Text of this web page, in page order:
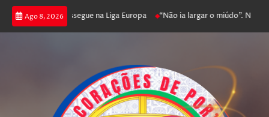
Ago 8, 2026
poker e prossegue na Liga Europa “Não ia largar o miúdo”.